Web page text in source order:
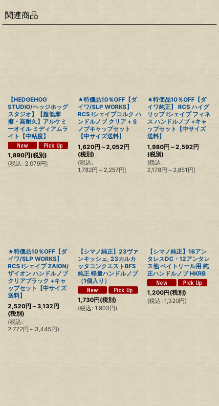
関連商品
【HEDGEHOG
STUDIO/ヘッジホッグ
スタジオ】【超低摩
擦・高耐久】アルケミ
ーオイル ミディアムラ
イト【中粘度】
1,890円(税別)
(税込 : 2,079円)
★特価品10％OFF【ダ
イワ/SLP WORKS】
RCS Iシェイプコルク ハ
ンドルノブ クリア + S
ノブキャップセット
【中サイズ送料】
1,620円 ～2,052円
(税別)
(税込 :
1,782円 ～2,257円)
★特価品10％OFF【ダ
イワ純正】 RCS ハイグ
リップ Iシェイプ フィネ
ス ハンドルノブ +キャ
ップセット【中サイズ
送料】
1,980円 ～2,592円
(税別)
(税込 :
2,178円 ～2,851 円)
★特価品10％OFF【ダ
イワ/SLP WORKS】
RCS Iシェイプ ZAION/
ザイオン ハンドルノブ
クリアブラック +キャ
ップセット【中サイズ
送料】
2,520円 ～3,132円
(税別)
(税込 :
2,772円 ～3,445円)
【シマノ純正】23ヴァ
ンキッシュ, 23カルカ
ッタコンクエストBFS
純正 軽量ハンドルノブ
（1個入り）
1,730円(税別)
(税込 : 1,903円)
【シマノ純正】16アン
タレスDC・12アンタレ
ス他 ベイトリール用 純
正ハンドルノブ HKRB
1,200円(税別)
(税込 : 1,320円)